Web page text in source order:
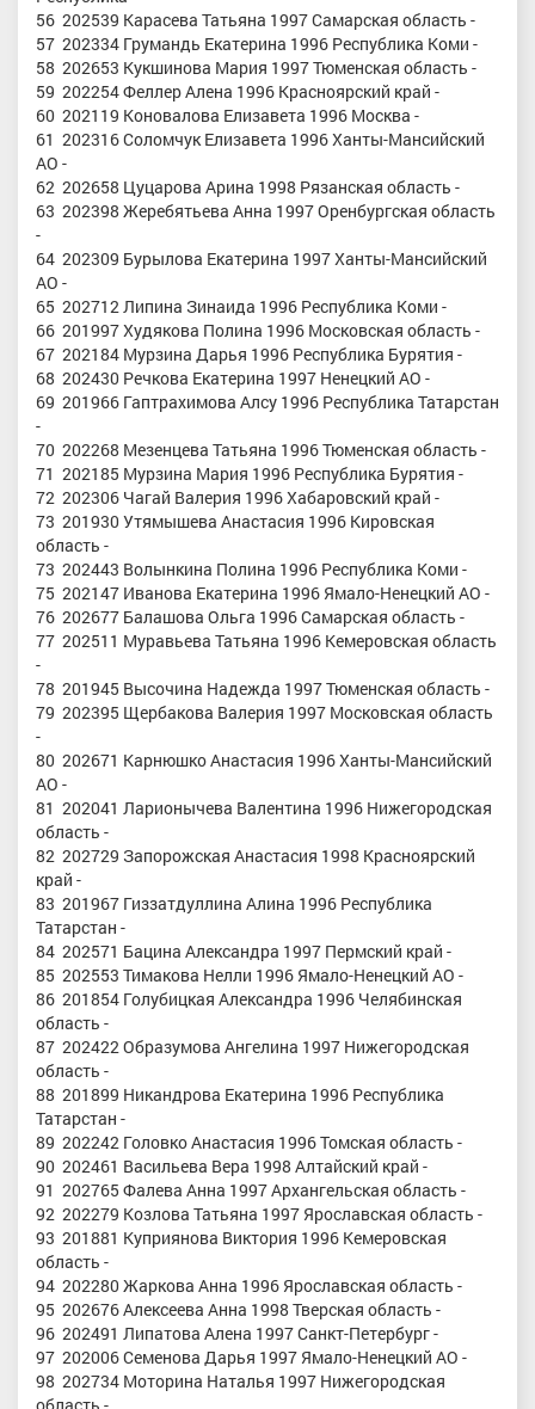
56 202539 Карасева Татьяна 1997 Самарская область -
57 202334 Грумандь Екатерина 1996 Республика Коми -
58 202653 Кукшинова Мария 1997 Тюменская область -
59 202254 Феллер Алена 1996 Красноярский край -
60 202119 Коновалова Елизавета 1996 Москва -
61 202316 Соломчук Елизавета 1996 Ханты-Мансийский
АО -
62 202658 Цуцарова Арина 1998 Рязанская область -
63 202398 Жеребятьева Анна 1997 Оренбургская область
-
64 202309 Бурылова Екатерина 1997 Ханты-Мансийский
АО -
65 202712 Липина Зинаида 1996 Республика Коми -
66 201997 Худякова Полина 1996 Московская область -
67 202184 Мурзина Дарья 1996 Республика Бурятия -
68 202430 Речкова Екатерина 1997 Ненецкий АО -
69 201966 Гаптрахимова Алсу 1996 Республика Татарстан
-
70 202268 Мезенцева Татьяна 1996 Тюменская область -
71 202185 Мурзина Мария 1996 Республика Бурятия -
72 202306 Чагай Валерия 1996 Хабаровский край -
73 201930 Утямышева Анастасия 1996 Кировская
область -
73 202443 Волынкина Полина 1996 Республика Коми -
75 202147 Иванова Екатерина 1996 Ямало-Ненецкий АО -
76 202677 Балашова Ольга 1996 Самарская область -
77 202511 Муравьева Татьяна 1996 Кемеровская область
-
78 201945 Высочина Надежда 1997 Тюменская область -
79 202395 Щербакова Валерия 1997 Московская область
-
80 202671 Карнюшко Анастасия 1996 Ханты-Мансийский
АО -
81 202041 Ларионычева Валентина 1996 Нижегородская
область -
82 202729 Запорожская Анастасия 1998 Красноярский
край -
83 201967 Гиззатдуллина Алина 1996 Республика
Татарстан -
84 202571 Бацина Александра 1997 Пермский край -
85 202553 Тимакова Нелли 1996 Ямало-Ненецкий АО -
86 201854 Голубицкая Александра 1996 Челябинская
область -
87 202422 Образумова Ангелина 1997 Нижегородская
область -
88 201899 Никандрова Екатерина 1996 Республика
Татарстан -
89 202242 Головко Анастасия 1996 Томская область -
90 202461 Васильева Вера 1998 Алтайский край -
91 202765 Фалева Анна 1997 Архангельская область -
92 202279 Козлова Татьяна 1997 Ярославская область -
93 201881 Куприянова Виктория 1996 Кемеровская
область -
94 202280 Жаркова Анна 1996 Ярославская область -
95 202676 Алексеева Анна 1998 Тверская область -
96 202491 Липатова Алена 1997 Санкт-Петербург -
97 202006 Семенова Дарья 1997 Ямало-Ненецкий АО -
98 202734 Моторина Наталья 1997 Нижегородская